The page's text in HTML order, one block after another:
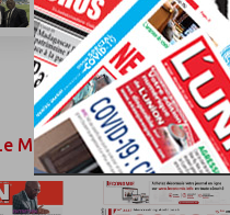
Le Mbandja 11/05/
600FCFA
Mbandja ont également